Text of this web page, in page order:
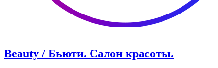
Beauty / Бьюти. Салон красоты.